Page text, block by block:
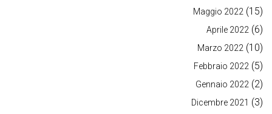
Maggio 2022 (15)
Aprile 2022 (6)
Marzo 2022 (10)
Febbraio 2022 (5)
Gennaio 2022 (2)
Dicembre 2021 (3)